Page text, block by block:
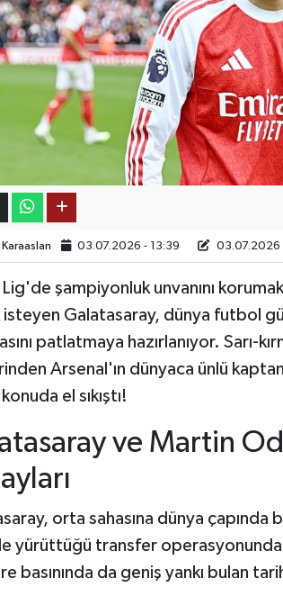
03.07.2026 - 13:39 03.07.2026
şampiyonluk unvanını
isteyen Galatasaray, dünya futbol
patlatmaya hazırlanıyor. Sarı-
Arsenal'ın dünyaca ünlü
el sıkıştı!
ve Martin
orta sahasına dünya çapında
yürüttüğü transfer operasyonunda
basınında da geniş yankı bulan